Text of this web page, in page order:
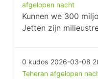
afgelopen nacht
Kunnen we 300
Jetten zijn
0 kudos 2026-03-08
Teheran afgelopen